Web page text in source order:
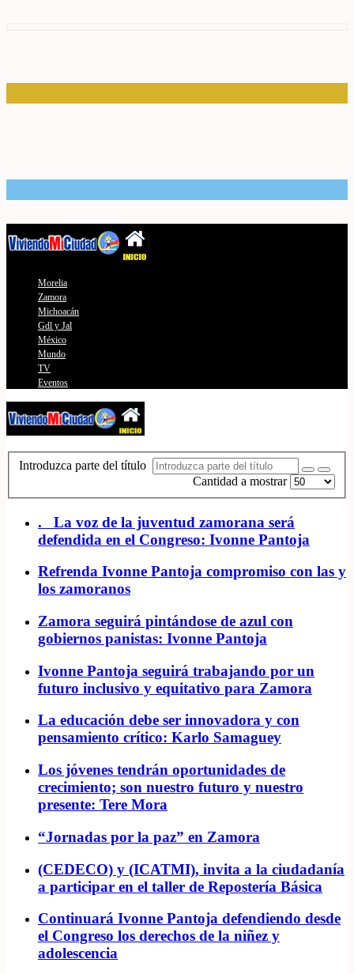
Morelia
Zamora
Michoacán
Gdl y Jal
México
Mundo
TV
Eventos
Introduzca parte del título
Cantidad a mostrar
. La voz de la juventud zamorana será
defendida en el Congreso: Ivonne Pantoja
Refrenda Ivonne Pantoja compromiso con las y
los zamoranos
Zamora seguirá pintándose de azul con
gobiernos panistas: Ivonne Pantoja
Ivonne Pantoja seguirá trabajando por un
futuro inclusivo y equitativo para Zamora
La educación debe ser innovadora y con
pensamiento crítico: Karlo Samaguey
Los jóvenes tendrán oportunidades de
crecimiento; son nuestro futuro y nuestro
presente: Tere Mora
“Jornadas por la paz” en Zamora
(CEDECO) y (ICATMI), invita a la ciudadanía
a participar en el taller de Repostería Básica
Continuará Ivonne Pantoja defendiendo desde
el Congreso los derechos de la niñez y
adolescencia